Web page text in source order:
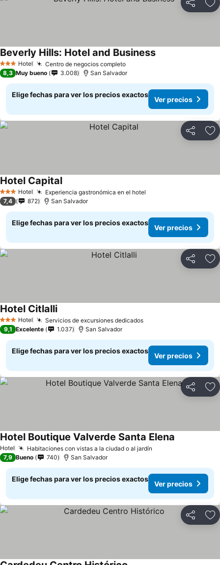
Compartir
3 Estrellas
Hotel Centro de negocios completoVer precios
Beverly Hills: Hotel and BusinessVer precios
8,3 Muy bueno 3.008 San Salvador
Elige fechas para ver los precios exactos
Ver precios
Compartir
3 Estrellas
Hotel Experiencia gastronómica en el hotel
Hotel CapitalVer precios
7,4 872 San Salvador
Elige fechas para ver los precios exactos
Ver precios
Compartir
3 Estrellas
Hotel Servicios de excursiones dedicadosVer precios
Hotel CitlalliVer precios
9,1 Excelente 1.037 San Salvador
Elige fechas para ver los precios exactos
Ver precios
Compartir
Hotel Habitaciones con vistas a la ciudad o al jardín
Hotel Boutique Valverde Santa Elena
7,9 Bueno 740 San Salvador
Elige fechas para ver los precios exactos
Ver precios
Compartir